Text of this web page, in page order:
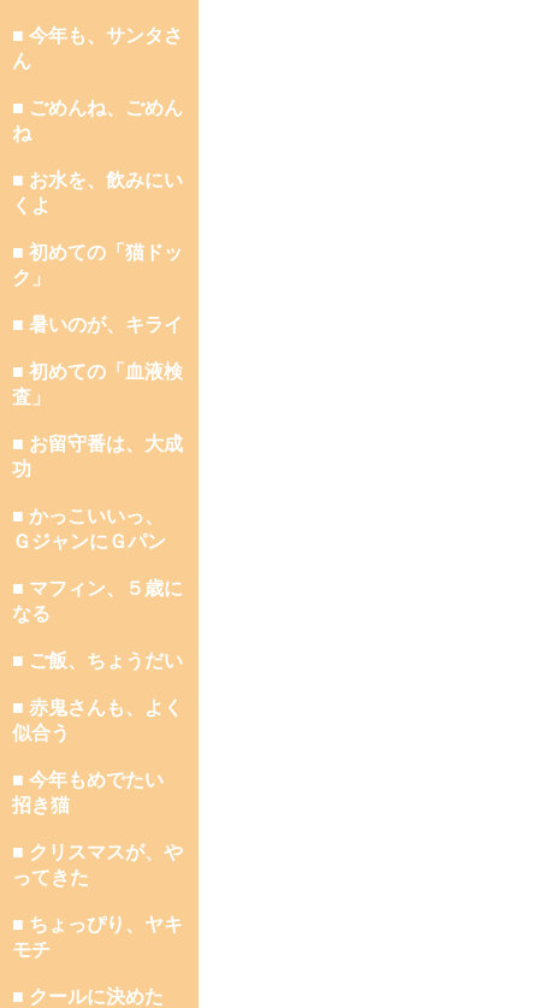
■ 今年も、サンタさ
ん
■ ごめんね、ごめん
ね
■ お水を、飲みにい
くよ
■ 初めての「猫ドッ
ク」
■ 暑いのが、キライ
■ 初めての「血液検
査」
■ お留守番は、大成
功
■ かっこいいっ、
ＧジャンにＧパン
■ マフィン、５歳に
なる
■ ご飯、ちょうだい
■ 赤鬼さんも、よく
似合う
■ 今年もめでたい
招き猫
■ クリスマスが、や
ってきた
■ ちょっぴり、ヤキ
モチ
■ クールに決めた